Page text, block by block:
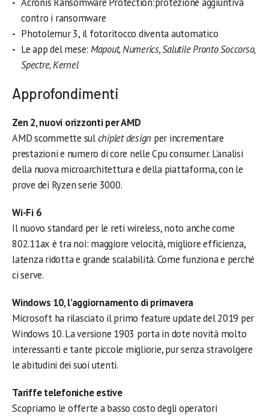
contro i ransomware
Photolemur 3, il fotoritocco diventa automatico
Le app del mese: Mapout, Numerics, Salutile Pronto Soccorso,
Spectre, Kernel
Approfondimenti
Zen 2, nuovi orizzonti per AMD
AMD scommette sulchiplet design per incrementare
prestazioni e numero di core nelle Cpu consumer. L’analisi
della nuova microarchitettura e della piattaforma, con le
prove dei Ryzen serie 3000.
Wi-Fi 6
Il nuovo standard per le reti wireless, noto anche come
802.11ax è tra noi: maggiore velocità, migliore efficienza,
latenza ridotta e grande scalabilità. Come funziona e perché
ci serve.
Windows 10, l’aggiornamento di primavera
Microsoft ha rilasciato il primo feature update del 2019 per
Windows 10. La versione 1903 porta in dote novità molto
interessanti e tante piccole migliorie, pur senza stravolgere
le abitudini dei suoi utenti.
Tariffe telefoniche estive
Scopriamo le offerte a basso costo degli operatori